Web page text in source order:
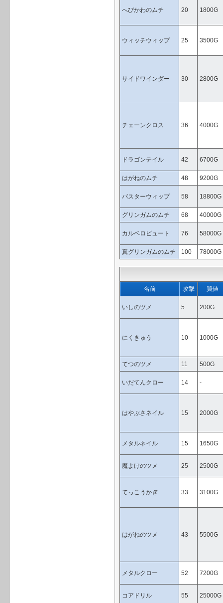
へびかわのムチ 20 1800G
ウィッチウィップ 25 3500G
サイドワインダー 30 2800G
チェーンクロス 36 4000G
ドラゴンテイル 42 6700G
はがねのムチ 48 9200G
バスターウィップ 58 18800G
グリンガムのムチ 68 40000G
カルベロビュート 76 58000G
真グリンガムのムチ 100 78000G
名前 攻撃 買値
いしのツメ 5 200G
にくきゅう 10 1000G
てつのツメ 11 500G
いだてんクロー 14 -
はやぶさネイル 15 2000G
メタルネイル 15 1650G
魔よけのツメ 25 2500G
てっこうかぎ 33 3100G
はがねのツメ 43 5500G
メタルクロー 52 7200G
コアドリル 55 25000G